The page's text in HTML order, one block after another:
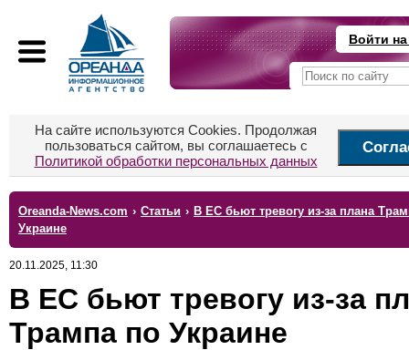
Войти
На сайте используются Cookies. Продолжая
пользоваться сайтом, вы соглашаетесь с
Политикой обработки персональных данных
Oreanda-News.com › Статьи › В ЕС бьют тревогу из-за плана
Украине
20.11.2025, 11:30
В ЕС бьют тревогу из-за
Трампа по Украине